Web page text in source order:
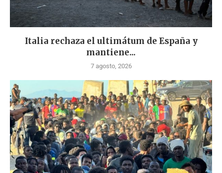
Italia rechaza el ultimátum de España y
mantiene...
7 agosto, 2026